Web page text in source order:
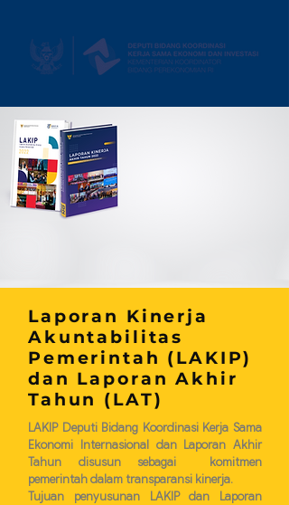
Laporan Kinerja
Akuntabilitas
Pemerintah (LAKIP)
dan Laporan Akhir
Tahun (LAT)
LAKIP Deputi Bidang Koordinasi Kerja Sama
Ekonomi Internasional dan Laporan Akhir
Tahun disusun sebagai komitmen
pemerintah dalam transparansi kinerja.
Tujuan penyusunan LAKIP dan Laporan